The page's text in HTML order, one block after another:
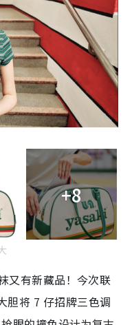
+8
又有新藏品！今次联
胆将 7 仔招牌三色调